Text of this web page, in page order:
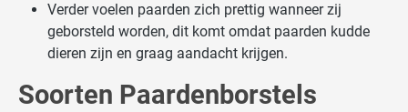
Verder voelen paarden zich prettig wanneer zij
geborsteld worden, dit komt omdat paarden kudde
dieren zijn en graag aandacht krijgen.
Soorten Paardenborstels